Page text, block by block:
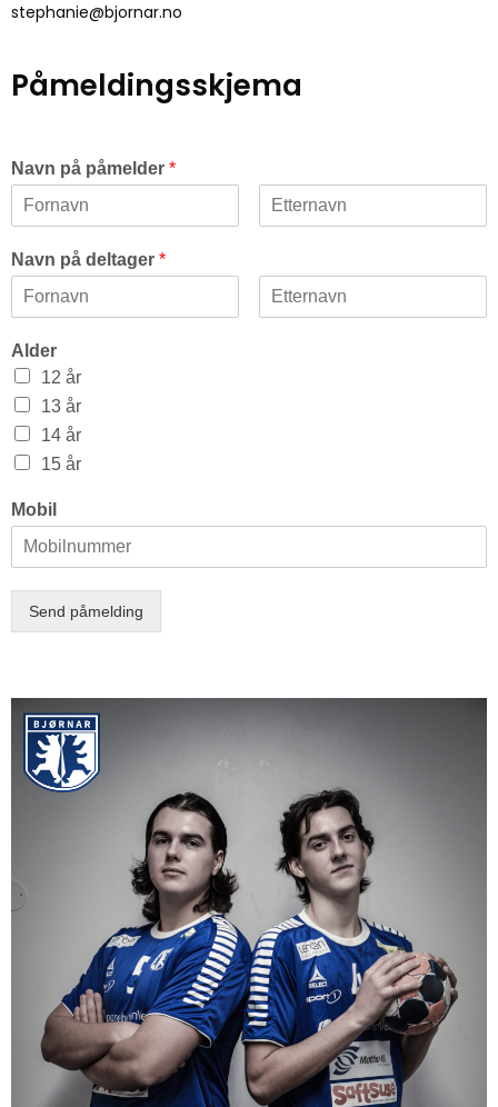
stephanie@bjornar.no
Påmeldingsskjema
Navn på påmelder *
Navn på deltager *
Alder
12 år
13 år
14 år
15 år
Mobil
Send påmelding